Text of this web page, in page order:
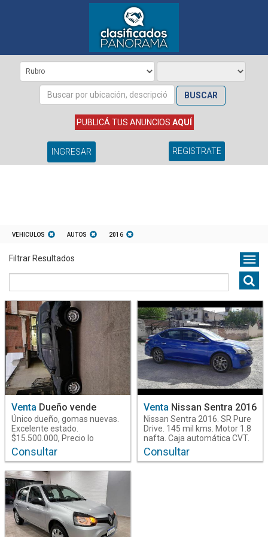
BUSCAR
PUBLICÁ TUS ANUNCIOS AQUÍ
INGRESAR REGISTRATE
VEHICULOS AUTOS 2016
Filtrar Resultados
Operacion
Venta
3
Marca
Nissan
1
Renault
2
Combustible
Nafta
2
Transmision
Automatica
1
Manual
2
Puertas
4 Puertas
1
Venta Dueño vende
Único dueño, gomas nuevas.
Excelente estado.
$15.500.000, Precio lo
charlamos
Consultar
Venta Nissan Sentra 2016
Nissan Sentra 2016. SR Pure
Drive. 145 mil kms. Motor 1.8
nafta. Caja automática CVT.
Mallorca Automóviles.
Manuel Estrada N°266,
Consultar